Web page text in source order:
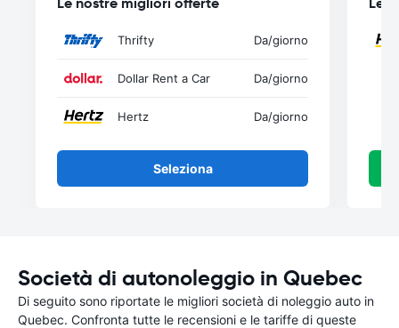
Thrifty Da/giorno
Dollar Rent a Car Da/giorno
Hertz Da/giorno
Seleziona
Società di autonoleggio in Quebec
Di seguito sono riportate le migliori società di noleggio auto in
Quebec. Confronta tutte le recensioni e le tariffe di queste